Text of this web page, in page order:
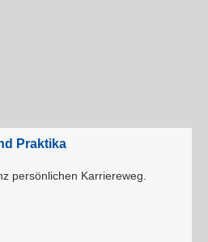
Praktika
persönlichen Karriereweg.